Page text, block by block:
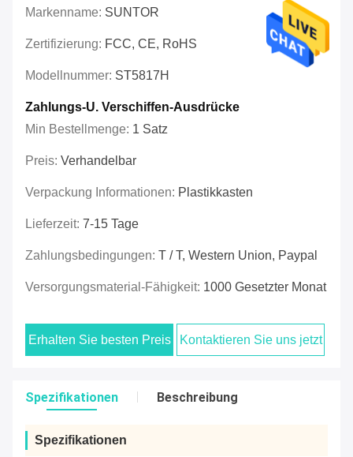
Markenname: SUNTOR
Zertifizierung: FCC, CE, RoHS
Modellnummer: ST5817H
Zahlungs-U. Verschiffen-Ausdrücke
Min Bestellmenge: 1 Satz
Preis: Verhandelbar
Verpackung Informationen: Plastikkasten
Lieferzeit: 7-15 Tage
Zahlungsbedingungen: T / T, Western Union, Paypal
Versorgungsmaterial-Fähigkeit: 1000 Gesetzter Monat
Erhalten Sie besten Preis Kontaktieren Sie uns jetzt
Spezifikationen Beschreibung
Spezifikationen